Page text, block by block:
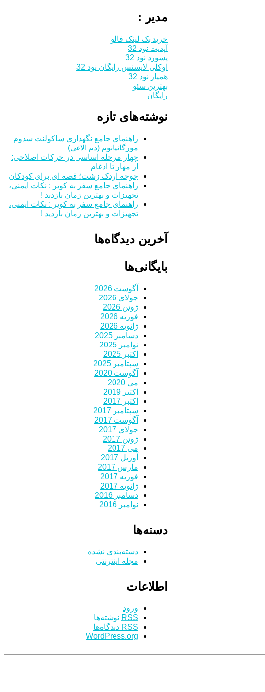
مدیر :
خرید بک لینک فالو
آپدیت نود 32
پسورد نود 32
اوکلی لایسنس رایگان نود 32
همیار نود 32
بهترین سئو
رایگان
نوشته‌های تازه
راهنمای جامع نگهداری ساکولنت سدوم
مورگانیانوم (دم الاغی)
چهار مرحله اساسی در حرکات اصلاحی:
از مهار تا ادغام
جوجه اردک زشت؛ قصه ای برای کودکان
راهنمای جامع سفر به کویر : نکات ایمنی،
تجهیزات و بهترین زمان بازدید !
راهنمای جامع سفر به کویر : نکات ایمنی،
تجهیزات و بهترین زمان بازدید !
آخرین دیدگاه‌ها
بایگانی‌ها
آگوست 2026
جولای 2026
ژوئن 2026
فوریه 2026
ژانویه 2026
دسامبر 2025
نوامبر 2025
اکتبر 2025
سپتامبر 2025
آگوست 2020
می 2020
اکتبر 2019
اکتبر 2017
سپتامبر 2017
آگوست 2017
جولای 2017
ژوئن 2017
می 2017
آوریل 2017
مارس 2017
فوریه 2017
ژانویه 2017
دسامبر 2016
نوامبر 2016
دسته‌ها
دسته‌بندی نشده
مجله اینترنتی
اطلاعات
ورود
RSS نوشته‌ها
RSS دیدگاه‌ها
WordPress.org